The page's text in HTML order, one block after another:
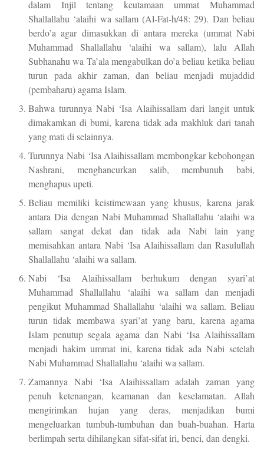
dalam Injil tentang keutamaan ummat Muhammad
Shallallahu ‘alaihi wa sallam (Al-Fat-h/48: 29). Dan beliau
berdo’a agar dimasukkan di antara mereka (ummat Nabi
Muhammad Shallallahu ‘alaihi wa sallam), lalu Allah
Subhanahu wa Ta’ala mengabulkan do’a beliau ketika beliau
turun pada akhir zaman, dan beliau menjadi mujaddid
(pembaharu) agama Islam.
Bahwa turunnya Nabi ‘Isa Alaihissallam dari langit untuk
dimakamkan di bumi, karena tidak ada makhluk dari tanah
yang mati di selainnya.
Turunnya Nabi ‘Isa Alaihissallam membongkar kebohongan
Nashrani, menghancurkan salib, membunuh babi,
menghapus upeti.
Beliau memiliki keistimewaan yang khusus, karena jarak
antara Dia dengan Nabi Muhammad Shallallahu ‘alaihi wa
sallam sangat dekat dan tidak ada Nabi lain yang
memisahkan antara Nabi ‘Isa Alaihissallam dan Rasulullah
Shallallahu ‘alaihi wa sallam.
Nabi ‘Isa Alaihissallam berhukum dengan syari’at
Muhammad Shallallahu ‘alaihi wa sallam dan menjadi
pengikut Muhammad Shallallahu ‘alaihi wa sallam. Beliau
turun tidak membawa syari’at yang baru, karena agama
Islam penutup segala agama dan Nabi ‘Isa Alaihissallam
menjadi hakim ummat ini, karena tidak ada Nabi setelah
Nabi Muhammad Shallallahu ‘alaihi wa sallam.
Zamannya Nabi ‘Isa Alaihissallam adalah zaman yang
penuh ketenangan, keamanan dan keselamatan. Allah
mengirimkan hujan yang deras, menjadikan bumi
mengeluarkan tumbuh-tumbuhan dan buah-buahan. Harta
berlimpah serta dihilangkan sifat-sifat iri, benci, dan dengki.